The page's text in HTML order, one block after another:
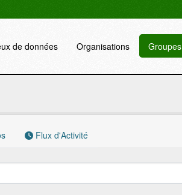
de données Organisations Groupes
Flux d'Activité